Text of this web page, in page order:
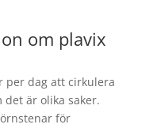
om plavix
per dag att cirkulera
det är olika saker.
för